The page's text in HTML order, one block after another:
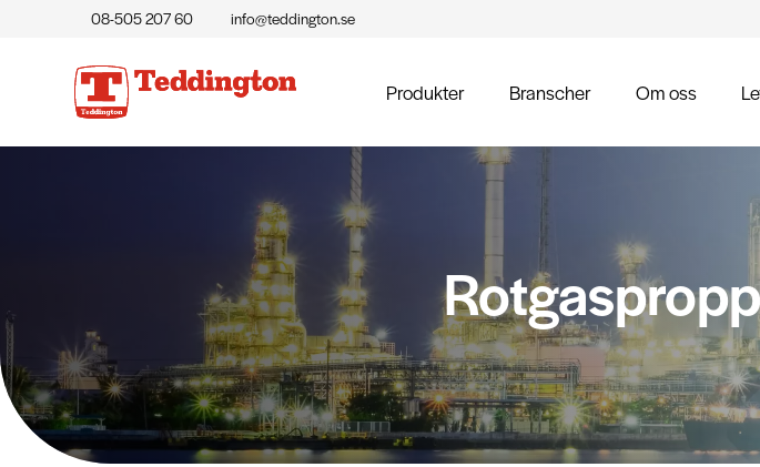
08-505 207 60 info@teddington.se
Produkter Branscher Om oss